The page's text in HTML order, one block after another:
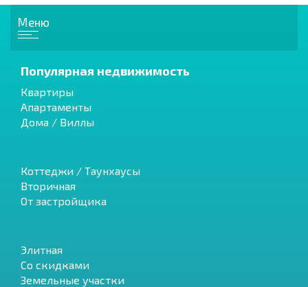
Меню
Популярная недвижимость
Квартиры
Апартаменты
Дома / Виллы
Коттеджи / Таунхаусы
Вторичная
От застройщика
Элитная
Со скидками
Земельные участки